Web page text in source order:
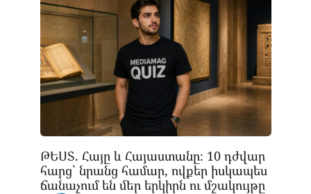
ԹԵՍՏ. Հայը և Հայաստանը։ 10 դժվար
հարց՝ նրանց համար, ովքեր իսկապես
ճանաչում են մեր երկիրն ու մշակույթը